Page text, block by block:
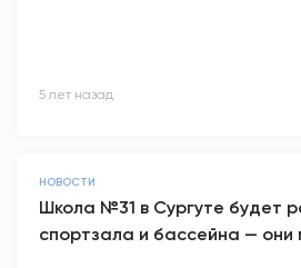
5 лет назад
НОВОСТИ
Школа №31 в Сургуте будет
спортзала и бассейна — они